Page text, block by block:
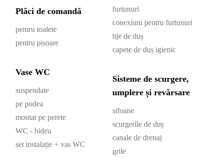
Plăci de comandă
pentru toalete
pentru pisoare
Vase WC
suspendate
pe podea
montat pe perete
WC - bideu
set instalație + vas WC
furtunuri
conexiuni pentru furtunuri
tije de duș
capete de duș igienic
Sisteme de scurgere,
umplere și revărsare
sifoane
scurgerile de duș
canale de drenaj
grile